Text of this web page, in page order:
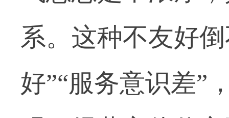
系。这种不友好
好”“服务意识差”